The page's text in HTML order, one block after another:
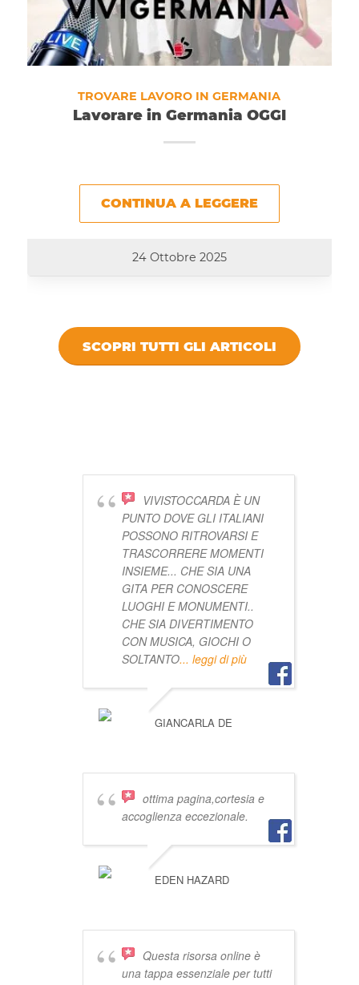
TROVARE LAVORO IN GERMANIA
Lavorare in Germania OGGI
CONTINUA A LEGGERE
24 Ottobre 2025
SCOPRI TUTTI GLI ARTICOLI
VIVISTOCCARDA È UN
PUNTO DOVE GLI ITALIANI
POSSONO RITROVARSI E
TRASCORRERE MOMENTI
INSIEME... CHE SIA UNA
GITA PER CONOSCERE
LUOGHI E MONUMENTI..
CHE SIA DIVERTIMENTO
CON MUSICA, GIOCHI O
SOLTANTO... leggi di più
GIANCARLA DE
ottima pagina,cortesia e
accoglienza eccezionale.
EDEN HAZARD
Questa risorsa online è
una tappa essenziale per tutti